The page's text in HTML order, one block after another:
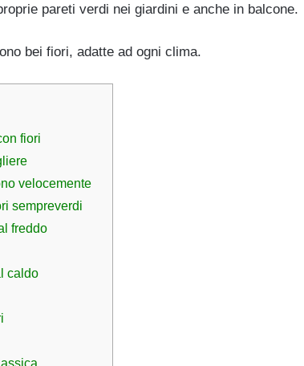
pareti verdi nei giardini e anche in balcone.
bei fiori, adatte ad ogni clima.
fiori
velocemente
sempreverdi
freddo
caldo